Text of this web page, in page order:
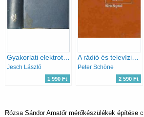
Jesch László
1 990 Ft
Peter Schöne
2 590 Ft
Rózsa Sándor Amatőr mérőkészülékek építése